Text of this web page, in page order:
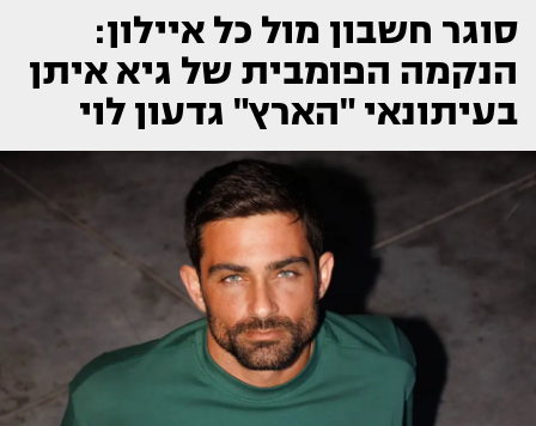
סוגר חשבון מול כל איילון:
הנקמה הפומבית של גיא איתן
בעיתונאי "הארץ" גדעון לוי